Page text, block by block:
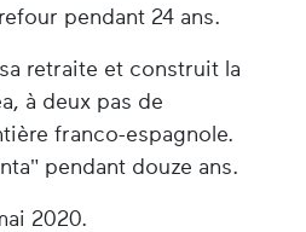
pendant 24 ans.
retraite et construit la
à deux pas de
franco-espagnole.
pendant douze ans.
2020.